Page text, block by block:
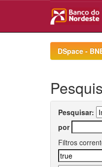
DSpace -
Pesquisar:
por
Filtros